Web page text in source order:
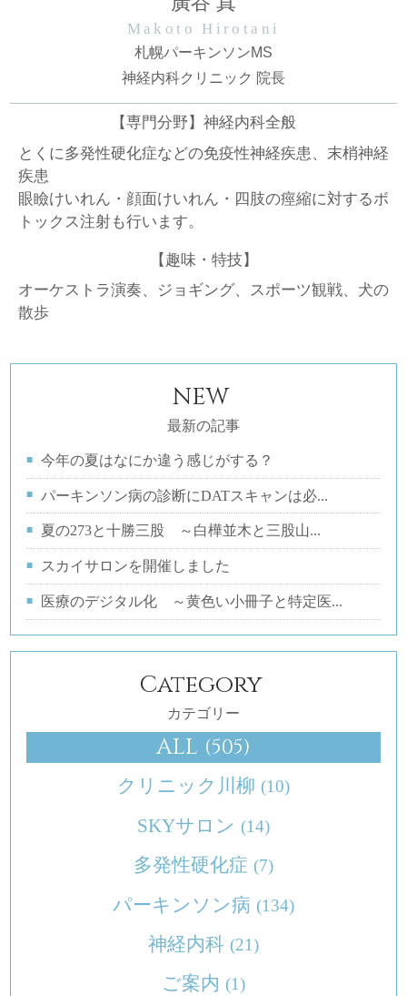
Makoto Hirotani
札幌パーキンソンMS
神経内科クリニック 院長
【専門分野】神経内科全般
とくに多発性硬化症などの免疫性神経疾患、末梢神経
疾患
眼瞼けいれん・顔面けいれん・四肢の痙縮に対するボ
トックス注射も行います。
【趣味・特技】
オーケストラ演奏、ジョギング、スポーツ観戦、犬の
散歩
NEW
最新の記事
今年の夏はなにか違う感じがする？
パーキンソン病の診断にDATスキャンは必...
夏の273と十勝三股 ～白樺並木と三股山...
スカイサロンを開催しました
医療のデジタル化 ～黄色い小冊子と特定医...
Category
カテゴリー
ALL (505)
クリニック川柳 (10)
SKYサロン (14)
多発性硬化症 (7)
パーキンソン病 (134)
神経内科 (21)
ご案内 (1)